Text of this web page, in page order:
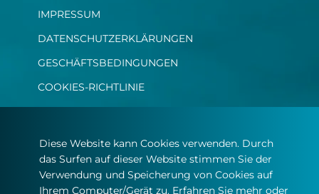
IMPRESSUM
DATENSCHUTZERKLÄRUNGEN
GESCHÄFTSBEDINGUNGEN
COOKIES-RICHTLINIE
Diese Website kann Cookies verwenden. Durch
das Surfen auf dieser Website stimmen Sie der
Verwendung und Speicherung von Cookies auf
Ihrem Computer/Gerät zu. Erfahren Sie mehr oder